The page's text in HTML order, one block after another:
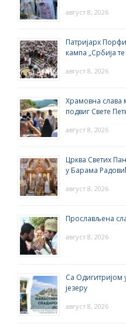
август 8, 2026
Патријарх
кампа „Србија те
август 8, 2026
Храмовна слава
подвиг Свете
август 8, 2026
Црква Светих
у Барама
август 8, 2026
Прослављена
август 8, 2026
Са Одигитријом
језеру
август 8, 2026